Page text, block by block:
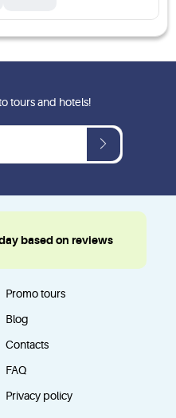
based on reviews
Promo tours
Blog
Contacts
FAQ
Privacy policy
tours and hotels!